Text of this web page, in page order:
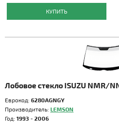
КУПИТЬ
Лобовое стекло ISUZU NMR/
Еврокод: 6280AGNGY
Производитель: LEMSON
Год: 1993 - 2006